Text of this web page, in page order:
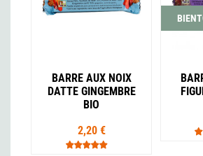
BARRE AUX NOIX
DATTE GINGEMBRE
BIO
2,20 €